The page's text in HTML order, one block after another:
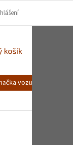
košík
vozu